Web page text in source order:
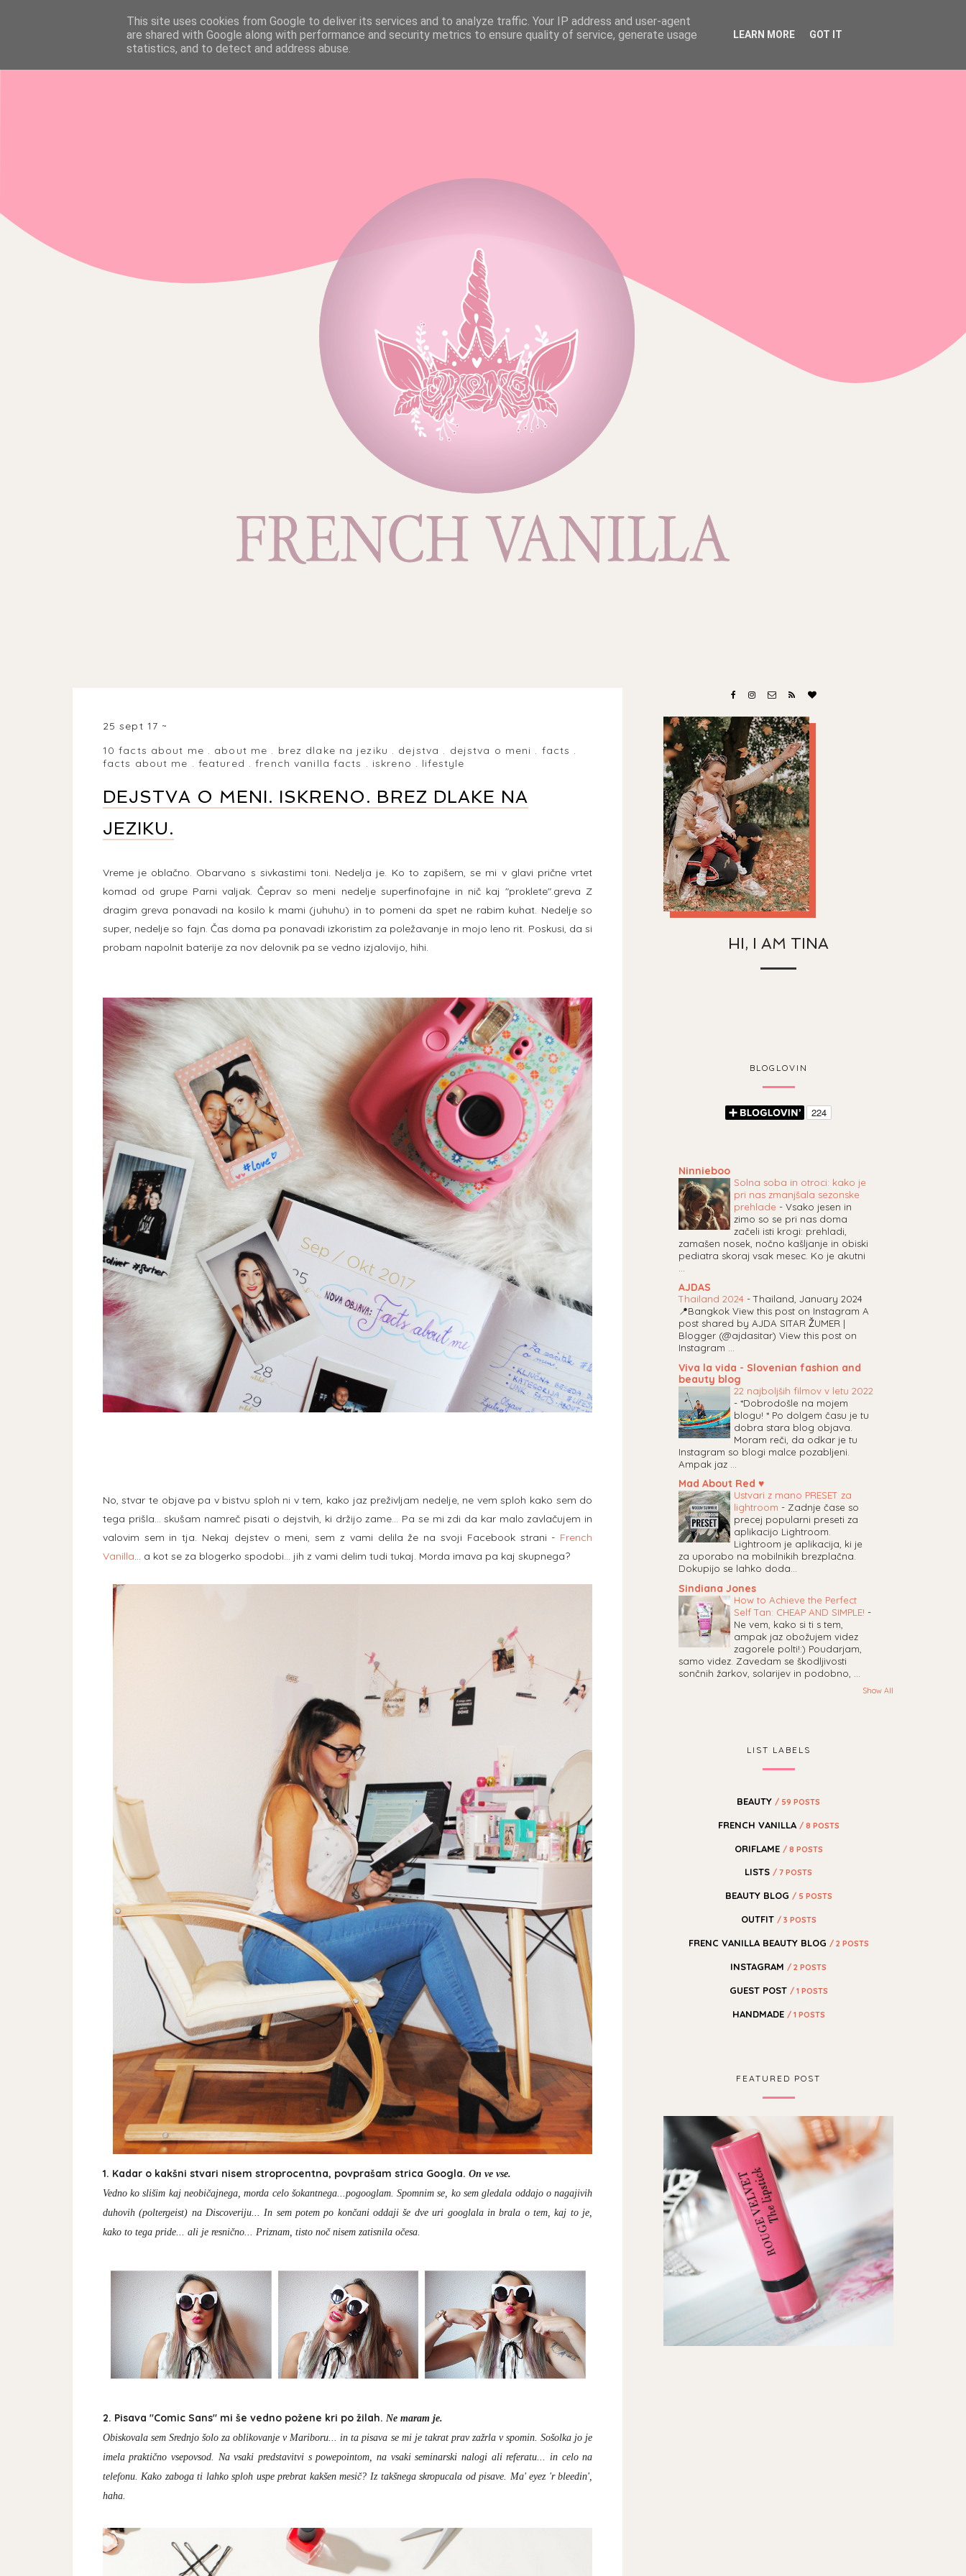
HOME FAQ & MEDIA KIT ALL RIGHTS RESERVED
25 sept 17
10 facts about me . about me . brez dlake na jeziku . dejstva . dejstva o meni . facts .
facts about me . featured .french vanilla facts . iskreno . lifestyle
DEJSTVA O MENI. ISKRENO. BREZ DLAKE NA
JEZIKU.
Vreme je oblačno. Obarvano s sivkastimi toni. Nedelja je. Ko to zapišem, se mi v glavi prične vrtet
komad od grupe Parni valjak. Čeprav so meni nedelje superfinofajne in nič kaj "proklete".greva Z
dragim greva ponavadi na kosilo k mami (juhuhu) in to pomeni da spet ne rabim kuhat. Nedelje so
super, nedelje so fajn. Čas doma pa ponavadi izkoristim za poležavanje in mojo leno rit. Poskusi, da si
probam napolnit baterije za nov delovnik pa se vedno izjalovijo, hihi.
No, stvar te objave pa v bistvu sploh ni v tem, kako jaz preživljam nedelje, ne vem sploh kako sem do
tega prišla... skušam namreč pisati o dejstvih, ki držijo zame... Pa se mi zdi da kar malo zavlačujem in
valovim sem in tja. Nekaj dejstev o meni, sem z vami delila že na svoji Facebook strani - French
Vanilla ... a kot se za blogerko spodobi... jih z vami delim tudi tukaj. Morda imava pa kaj skupnega?
1. Kadar o kakšni stvari nisem stroprocentna, povprašam strica Googla. On ve vse.
Vedno ko slišim kaj neobičajnega, morda celo šokantnega...pogooglam. Spomnim se, ko sem gledala oddajo o nagajivih
duhovih (poltergeist) na Discoveriju... In sem potem po končani oddaji še dve uri googlala in brala o tem, kaj to je,
kako to tega pride... ali je resnično... Priznam, tisto noč nisem zatisnila očesa.
2. Pisava "Comic Sans" mi še vedno požene kri po žilah. Ne maram je.
Obiskovala sem Srednjo šolo za oblikovanje v Mariboru... in ta pisava se mi je takrat prav zažrla v spomin. Sošolka jo je
imela praktično vsepovsod. Na vsaki predstavitvi s powepointom, na vsaki seminarski nalogi ali referatu... in celo na
telefonu. Kako zaboga ti lahko sploh uspe prebrat kakšen mesič? Iz takšnega skropucala od pisave. Ma' eyez 'r bleedin',
haha.
HI, I AM TINA
BLOGLOVIN
Ninnieboo
Solna soba in otroci: kako je
pri nas zmanjšala sezonske
prehlade -Vsako jesen in
zimo so se pri nas doma
začeli isti krogi: prehladi,
zamašen nosek, nočno kašljanje in obiski
pediatra skoraj vsak mesec. Ko je akutni
AJDAS
Thailand 2024 -Thailand, January 2024
📍Bangkok View this post on Instagram A
post shared by AJDA SITAR ŽUMER |
Blogger (@ajdasitar) View this post on
Instagram ...
Viva la vida - Slovenian fashion and
beauty blog
22 najboljših filmov v letu 2022
-*Dobrodošle na mojem
blogu! * Po dolgem času je tu
dobra stara blog objava.
Moram reči, da odkar je tu
Instagram so blogi malce pozabljeni.
Ampak jaz ...
Mad About Red ♥
Ustvari z mano PRESET za
lightroom -Zadnje čase so
precej popularni preseti za
aplikacijo Lightroom.
Lightroom je aplikacija, ki je
za uporabo na mobilnikih brezplačna.
Dokupijo se lahko doda...
Sindiana Jones
How to Achieve the Perfect
Self Tan: CHEAP AND SIMPLE! -
Ne vem, kako si ti s tem,
ampak jaz obožujem videz
zagorele polti!:) Poudarjam,
samo videz. Zavedam se škodljivosti
sončnih žarkov, solarijev in podobno, ...
Show All
LIST LABELS
BEAUTY / 59 POSTS
FRENCH VANILLA / 8 POSTS
ORIFLAME / 8 POSTS
LISTS/ 7 POSTS
BEAUTY BLOG / 5 POSTS
OUTFIT / 3 POSTS
FRENC VANILLA BEAUTY BLOG / 2 POSTS
INSTAGRAM / 2 POSTS
GUEST POST / 1 POSTS
HANDMADE / 1 POSTS
FEATURED POST
This site uses cookies from Google to deliver its services and to analyze traffic. Your IP address and user-agent
are shared with Google along with performance and security metrics to ensure quality of service, generate usage
statistics, and to detect and address abuse.
LEARN MORE GOT IT